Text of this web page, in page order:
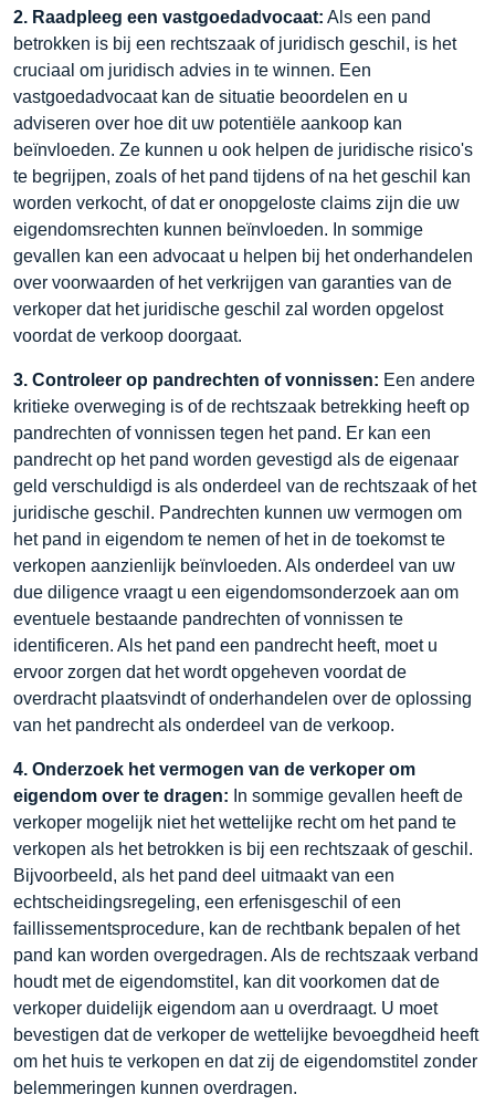
2. Raadpleeg een vastgoedadvocaat: Als een pand
betrokken is bij een rechtszaak of juridisch geschil, is het
cruciaal om juridisch advies in te winnen. Een
vastgoedadvocaat kan de situatie beoordelen en u
adviseren over hoe dit uw potentiële aankoop kan
beïnvloeden. Ze kunnen u ook helpen de juridische risico's
te begrijpen, zoals of het pand tijdens of na het geschil kan
worden verkocht, of dat er onopgeloste claims zijn die uw
eigendomsrechten kunnen beïnvloeden. In sommige
gevallen kan een advocaat u helpen bij het onderhandelen
over voorwaarden of het verkrijgen van garanties van de
verkoper dat het juridische geschil zal worden opgelost
voordat de verkoop doorgaat.
3. Controleer op pandrechten of vonnissen: Een andere
kritieke overweging is of de rechtszaak betrekking heeft op
pandrechten of vonnissen tegen het pand. Er kan een
pandrecht op het pand worden gevestigd als de eigenaar
geld verschuldigd is als onderdeel van de rechtszaak of het
juridische geschil. Pandrechten kunnen uw vermogen om
het pand in eigendom te nemen of het in de toekomst te
verkopen aanzienlijk beïnvloeden. Als onderdeel van uw
due diligence vraagt u een eigendomsonderzoek aan om
eventuele bestaande pandrechten of vonnissen te
identificeren. Als het pand een pandrecht heeft, moet u
ervoor zorgen dat het wordt opgeheven voordat de
overdracht plaatsvindt of onderhandelen over de oplossing
van het pandrecht als onderdeel van de verkoop.
4. Onderzoek het vermogen van de verkoper om
eigendom over te dragen: In sommige gevallen heeft de
verkoper mogelijk niet het wettelijke recht om het pand te
verkopen als het betrokken is bij een rechtszaak of geschil.
Bijvoorbeeld, als het pand deel uitmaakt van een
echtscheidingsregeling, een erfenisgeschil of een
faillissementsprocedure, kan de rechtbank bepalen of het
pand kan worden overgedragen. Als de rechtszaak verband
houdt met de eigendomstitel, kan dit voorkomen dat de
verkoper duidelijk eigendom aan u overdraagt. U moet
bevestigen dat de verkoper de wettelijke bevoegdheid heeft
om het huis te verkopen en dat zij de eigendomstitel zonder
belemmeringen kunnen overdragen.